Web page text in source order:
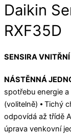
Daikin
RXF35D
SENSIRA
NÁSTĚNNÁ
spotřebu energie
(volitelně) ⦁ Tichý
odpovídá až třídě
úprava venkovní